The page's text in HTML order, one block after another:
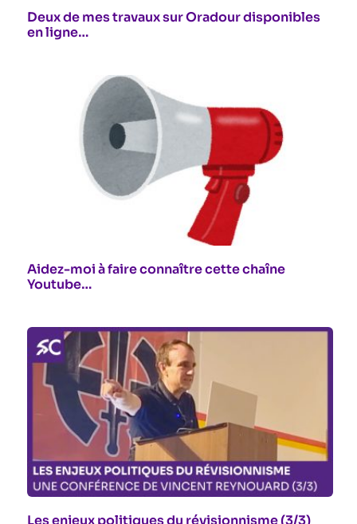
Deux de mes travaux sur Oradour disponibles
en ligne…
Aidez-moi à faire connaître cette chaîne
Youtube…
Les enjeux politiques du révisionnisme (3/3)